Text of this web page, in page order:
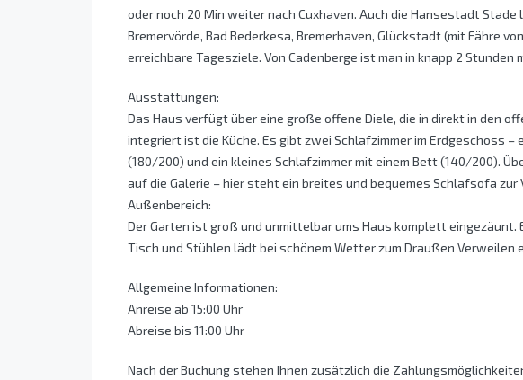
oder noch 20 Min weiter nach Cuxhaven. Auch die Hansestadt Stade
Bremervörde, Bad Bederkesa, Bremerhaven, Glückstadt (mit Fähre
erreichbare Tagesziele. Von Cadenberge ist man in knapp 2 Stunden
Ausstattungen:
Das Haus verfügt über eine große offene Diele, die in direkt in den
integriert ist die Küche. Es gibt zwei Schlafzimmer im Erdgeschoss –
(180/200) und ein kleines Schlafzimmer mit einem Bett (140/200).
auf die Galerie – hier steht ein breites und bequemes Schlafsofa zur
Außenbereich:
Der Garten ist groß und unmittelbar ums Haus komplett eingezäunt.
Tisch und Stühlen lädt bei schönem Wetter zum Draußen Verweilen
Allgemeine Informationen:
Anreise ab 15:00 Uhr
Abreise bis 11:00 Uhr
Nach der Buchung stehen Ihnen zusätzlich die